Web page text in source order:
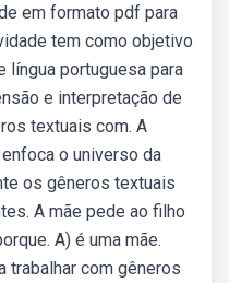
em formato pdf para
tem como objetivo
língua portuguesa para
e interpretação de
textuais com. A
o universo da
os gêneros textuais
A mãe pede ao filho
A) é uma mãe.
trabalhar com gêneros